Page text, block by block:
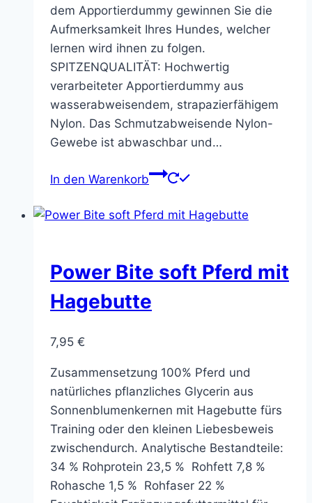
dem Apportierdummy gewinnen Sie die
Aufmerksamkeit Ihres Hundes, welcher
lernen wird ihnen zu folgen.
SPITZENQUALITÄT: Hochwertig
verarbeiteter Apportierdummy aus
wasserabweisendem, strapazierfähigem
Nylon. Das Schmutzabweisende Nylon-
Gewebe ist abwaschbar und…
In den Warenkorb
Power Bite soft Pferd mit
Hagebutte
7,95 €
Zusammensetzung 100% Pferd und
natürliches pflanzliches Glycerin aus
Sonnenblumenkernen mit Hagebutte fürs
Training oder den kleinen Liebesbeweis
zwischendurch. Analytische Bestandteile:
34 % Rohprotein 23,5 % Rohfett 7,8 %
Rohasche 1,5 % Rohfaser 22 %